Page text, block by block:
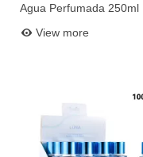
Add to basket
Agua Perfumada 250ml
View more